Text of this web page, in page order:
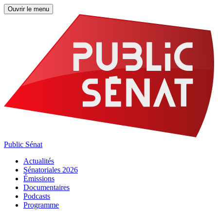
Ouvrir le menu
Public Sénat
Actualités
Sénatoriales 2026
Émissions
Documentaires
Podcasts
Programme